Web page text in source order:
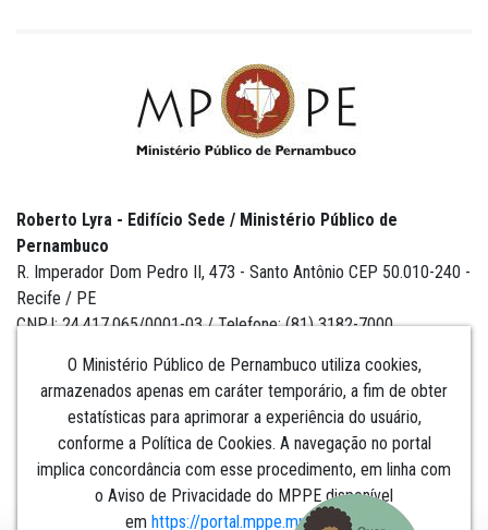
O Ministério Público de Pernambuco utiliza cookies,
armazenados apenas em caráter temporário, a fim de obter
estatísticas para aprimorar a experiência do usuário,
conforme a Política de Cookies. A navegação no portal
implica concordância com esse procedimento, em linha com
o Aviso de Privacidade do MPPE disponível
em https://portal.mppe.mp.br/lgpd.​​​​​​​
Roberto Lyra - Edifício Sede / Ministério Público de
Pernambuco
R. Imperador Dom Pedro II, 473 - Santo Antônio CEP 50.010-240 -
Recife / PE
CNPJ: 24.417.065/0001-03 / Telefone: (81) 3182-7000
Institucional
Comunicação